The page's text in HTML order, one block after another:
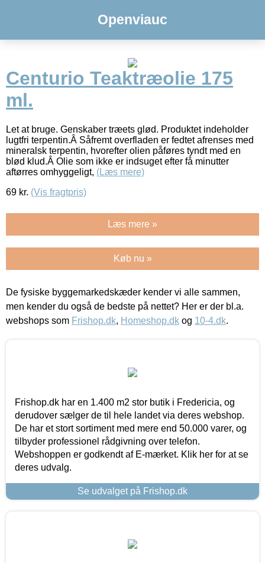
Openviauc
Centurio Teaktræolie 175
ml.
Let at bruge. Genskaber træets glød. Produktet indeholder
lugtfri terpentin.Â Såfremt overfladen er fedtet afrenses med
mineralsk terpentin, hvorefter olien påføres tyndt med en
blød klud.Â Olie som ikke er indsuget efter få minutter
aftørres omhyggeligt, (Læs mere)
69 kr. (Vis fragtpris)
Læs mere »
Køb nu »
De fysiske byggemarkedskæder kender vi alle sammen,
men kender du også de bedste på nettet? Her er der bl.a.
webshops som Frishop.dk, Homeshop.dk og 10-4.dk.
Frishop.dk har en 1.400 m2 stor butik i Fredericia, og
derudover sælger de til hele landet via deres webshop.
De har et stort sortiment med mere end 50.000 varer, og
tilbyder professionel rådgivning over telefon.
Webshoppen er godkendt af E-mærket. Klik her for at se
deres udvalg.
Se udvalget på Frishop.dk